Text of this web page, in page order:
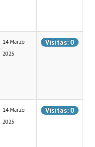
14 Marzo
2025
Visitas: 0
14 Marzo
2025
Visitas: 0